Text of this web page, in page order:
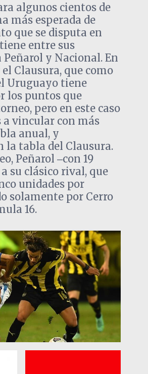
algunos cientos de
más esperada de
que se disputa en
entre sus
y Nacional. En
el Clausura, que como
Uruguayo tiene
los puntos que
pero en este caso
a vincular con más
anual, y
la tabla del Clausura.
Peñarol ‒con 19
su clásico rival, que
unidades por
solamente por Cerro
16.